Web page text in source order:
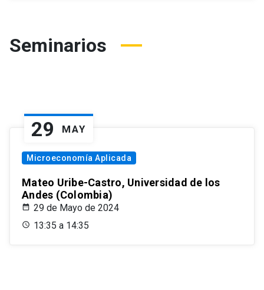
Seminarios
29 MAY
Microeconomía Aplicada
Mateo Uribe-Castro, Universidad de los
Andes (Colombia)
29 de Mayo de 2024
13:35 a 14:35